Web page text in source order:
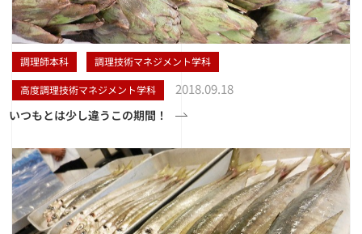
調理師本科 調理技術マネジメント学科
高度調理技術マネジメント学科 2018.09.18
いつもとは少し違うこの期間！